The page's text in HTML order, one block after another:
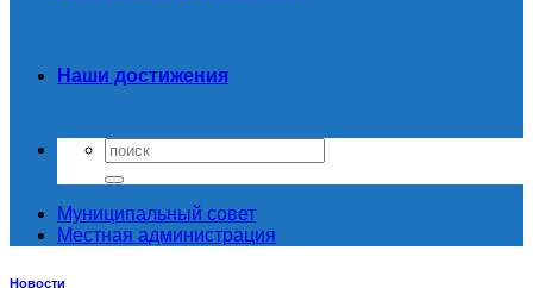
Наши достижения
Муниципальный совет
Местная администрация
Новости